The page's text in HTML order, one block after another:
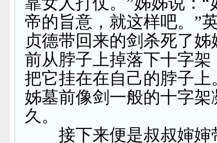
帝的旨意，就这样吧。”
贞德带回来的剑杀死了
前从脖子上掉落下十字架
把它挂在在自己的脖子上
姊墓前像剑一般的十字架
久。
接下来便是叔叔婶婶